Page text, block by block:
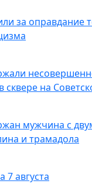
за оправдание
на
мужчина с
и трамадола
7 августа